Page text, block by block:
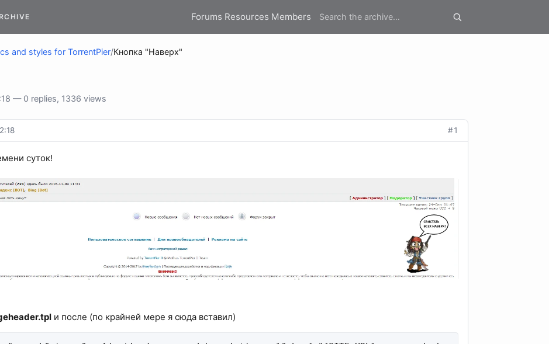
Forums Resources Members
and styles for TorrentPier/Кнопка "Наверх"
— 0 replies, 1336 views
#1
суток!
и после (по крайней мере я сюда вставил)